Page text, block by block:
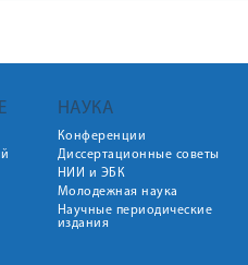
НАУКА
Конференции
Диссертационные советы
НИИ и ЭБК
Молодежная наука
Научные периодические
издания